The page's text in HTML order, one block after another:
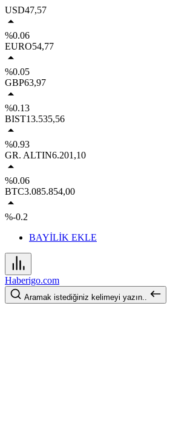
USD47,57
%0.06
EURO54,77
%0.05
GBP63,97
%0.13
BIST13.535,56
%0.93
GR. ALTIN6.201,10
%0.06
BTC3.085.854,00
%-0.2
BAYİLİK EKLE
Haberigo.com
Aramak istediğiniz kelimeyi yazın..